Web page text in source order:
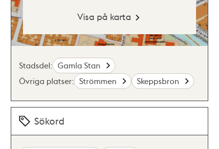
Visa på karta
Stadsdel: Gamla Stan
Övriga platser: Strömmen Skeppsbron
Sökord